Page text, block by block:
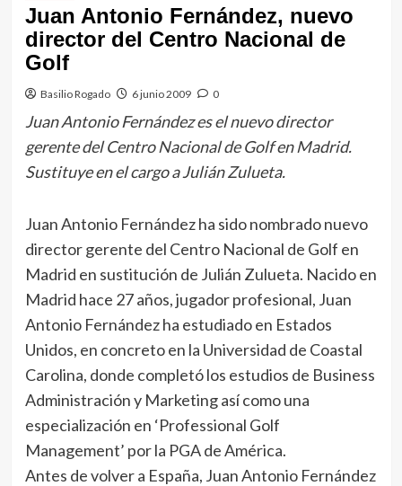
Juan Antonio Fernández, nuevo
director del Centro Nacional de
Golf
Basilio Rogado 6 junio 2009 0
Juan Antonio Fernández es el nuevo director
gerente del Centro Nacional de Golf en Madrid.
Sustituye en el cargo a Julián Zulueta.
Juan Antonio Fernández ha sido nombrado nuevo
director gerente del Centro Nacional de Golf en
Madrid en sustitución de Julián Zulueta. Nacido en
Madrid hace 27 años, jugador profesional, Juan
Antonio Fernández ha estudiado en Estados
Unidos, en concreto en la Universidad de Coastal
Carolina, donde completó los estudios de Business
Administración y Marketing así como una
especialización en ‘Professional Golf
Management’ por la PGA de América.
Antes de volver a España, Juan Antonio Fernández